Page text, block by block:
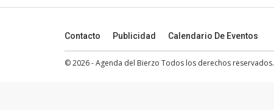
Contacto Publicidad Calendario De Eventos
© 2026 - Agenda del Bierzo Todos los derechos reservados.